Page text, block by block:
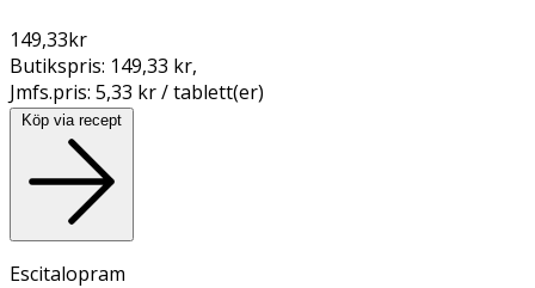
149,33kr
Butikspris: 149,33 kr,
Jmfs.pris: 5,33 kr / tablett(er)
Köp via recept
Escitalopram